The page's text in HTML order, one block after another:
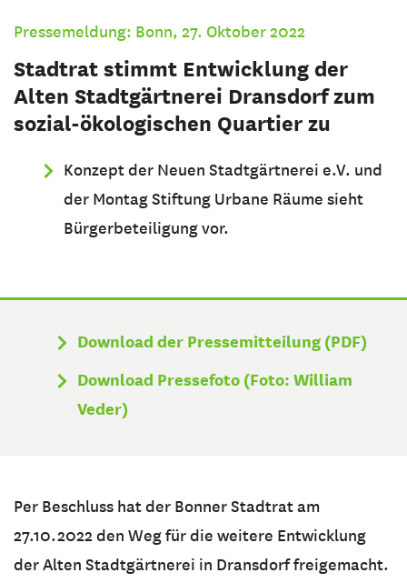
Pressemeldung: Bonn, 27. Oktober 2022
Stadtrat stimmt Entwicklung der
Alten Stadtgärtnerei Dransdorf zum
sozial-ökologischen Quartier zu
Konzept der Neuen Stadtgärtnerei e.V. und
der Montag Stiftung Urbane Räume sieht
Bürgerbeteiligung vor.
Download der Pressemitteilung (PDF)
Download Pressefoto (Foto: William
Veder)
Per Beschluss hat der Bonner Stadtrat am
27.10.2022 den Weg für die weitere Entwicklung
der Alten Stadtgärtnerei in Dransdorf freigemacht.